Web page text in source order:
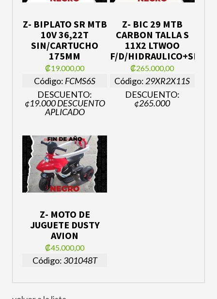
Z- BIPLATO SR MTB
10V 36,22T
SIN/CARTUCHO
175MM
₡19.000,00
Código: FCMS6S
DESCUENTO:
¢19.000 DESCUENTO
APLICADO
Z- BIC 29 MTB
CARBON TALLA S
11X2 LTWOO
F/D/
₡265.000,00
Código: 29XR2X11S
DESCUENTO:
¢265.000
Z- MOTO DE
JUGUETE DUSTY
AVION
₡45.000,00
Código: 301048T